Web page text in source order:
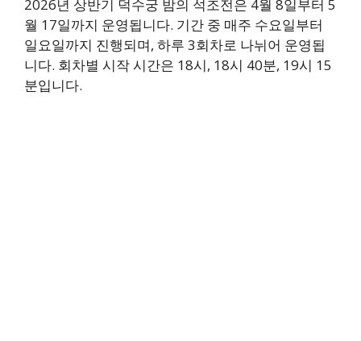
2026년 상반기 덕수궁 밤의 석조전은 4월 8일부터 5
월 17일까지 운영됩니다. 기간 중 매주 수요일부터
일요일까지 진행되며, 하루 3회차로 나뉘어 운영됩
니다. 회차별 시작 시간은 18시, 18시 40분, 19시 15
분입니다.